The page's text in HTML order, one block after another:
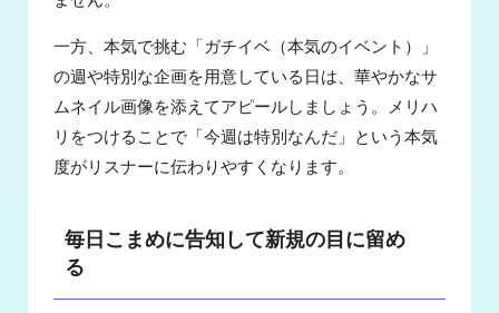
一方、本気で挑む「ガチイベ（本気のイベント）」
の週や特別な企画を用意している日は、華やかなサ
ムネイル画像を添えてアピールしましょう。メリハ
リをつけることで「今週は特別なんだ」という本気
度がリスナーに伝わりやすくなります。
毎日こまめに告知して新規の目に留め
る